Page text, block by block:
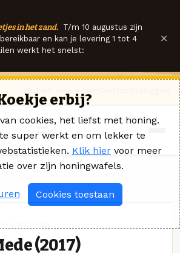
in het zand. T/m 10 augustus zijn
en kan je levering 1 tot 4
werkt het snelst:
×
(2017)
erbij?
cookies, het liefst met honing.
super werkt en om lekker te
Klik hier voor meer
over zijn honingwafels.
Cookies toestaan